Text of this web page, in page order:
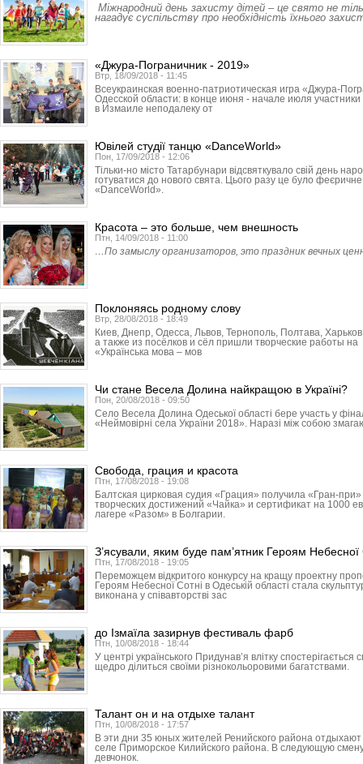
Міжнародний день захисту дітей – це свято не
нагадує суспільству про необхідність їхнього
«Джура-Пограничник - 2019»
Втр, 18/09/2018 - 11:45
Всеукраинская военно-патриотическая игра «Джура-
Одесской области: в конце июня - начале июля
в Измаиле неподалеку от
Ювілей студії танцю «DanceWorld»
Пон, 17/09/2018 - 12:06
Тільки-но місто Татарбунари відсвяткувало свій день
готуватися до нового свята. Цього разу це було
«DanceWorld».
Красота – это больше, чем внешность
Птн, 14/09/2018 - 11:00
…По замыслу организаторов, это праздник вечных
Поклоняясь родному слову
Втр, 28/08/2018 - 18:49
Киев, Днепр, Одесса, Львов, Тер­нополь, Полтава,
а также из посёлков и сёл пришли творческие работы
«Українська мова – мов
Чи стане Весела Долина найкращою в Україні?
Пон, 20/08/2018 - 09:50
Село Весела Долина Одеської області бере участь у
«Неймовірні села України 2018». Наразі між собою
Свобода, грация и красота
Птн, 17/08/2018 - 19:08
Балтская цирковая судия «Грация» получила «Гран-
творческих достижений «Чайка» и сертификат на 1000
лагере «Разом» в Болгарии.
З’ясували, яким буде пам’ятник Героям Небесної
Птн, 17/08/2018 - 19:05
Переможцем відкритого конкурсу на кращу проектну
Героям Небесної Сотні в Одеській області стала
виконана у співавторстві зас
до Ізмаїла зазирнув фестиваль фарб
Птн, 10/08/2018 - 18:44
У центрі українського Придунав’я влітку
щедро ділиться своїми різнокольоровими багатствами.
Талант он и на отдыхе талант
Птн, 10/08/2018 - 17:57
В эти дни 35 юных жителей Ренийского района отдыхают
селе Приморское Килийского района. В следующую
девчонок.